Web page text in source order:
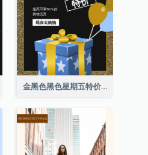
金黑色黑色星期五特价海报